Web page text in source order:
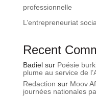
professionnelle
L’entrepreneuriat
Recent
Badielsur Poésie
plume au service de
Redaction sur Moov
journées nationales